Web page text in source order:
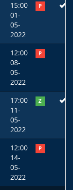
15:00
01-
05-
2022
P
12:00
08-
05-
2022
P
17:00
11-
05-
2022
Z
12:00
14-
05-
2022
P